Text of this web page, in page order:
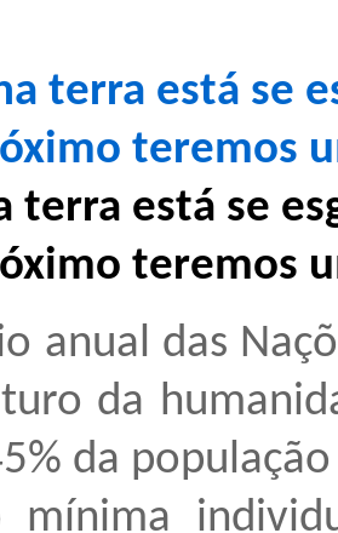
terra está se
teremos
terra está se
teremos
anual das
da
da
mínima